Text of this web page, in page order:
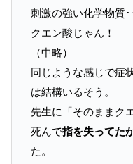
刺激の強い化学物質･
クエン酸じゃん！
（中略）
同じような感じで症
は結構いるそう。
先生に「そのままク
死んで指を失ってた
た。